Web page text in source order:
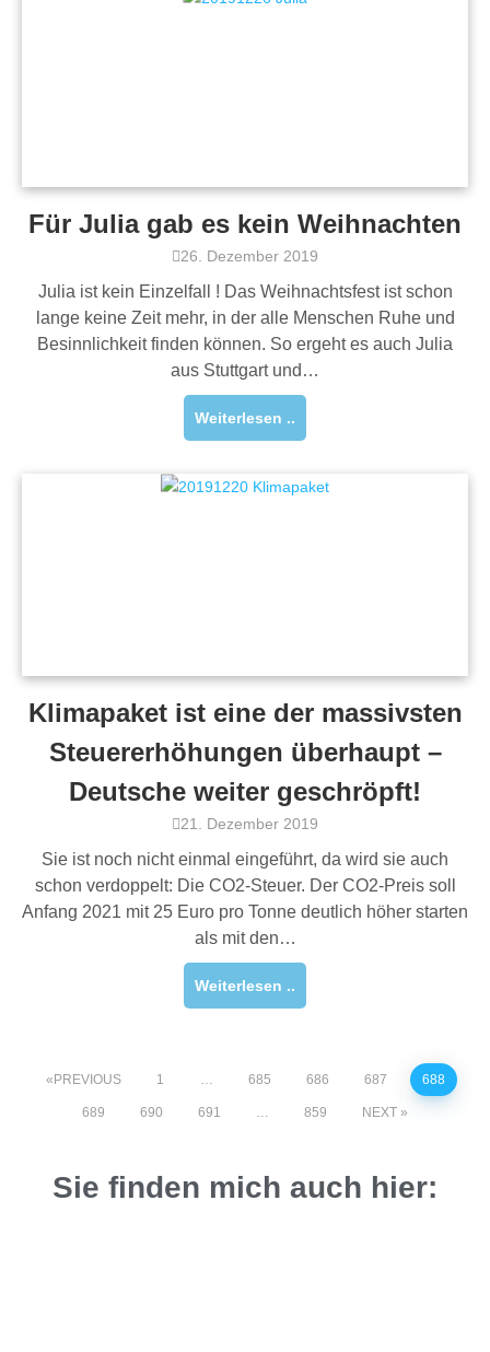
Für Julia gab es kein Weihnachten
26. Dezember 2019
Julia ist kein Einzelfall ! Das Weihnachtsfest ist schon
lange keine Zeit mehr, in der alle Menschen Ruhe und
Besinnlichkeit finden können. So ergeht es auch Julia
aus Stuttgart und…
Weiterlesen ..
Klimapaket ist eine der massivsten
Steuererhöhungen überhaupt –
Deutsche weiter geschröpft!
21. Dezember 2019
Sie ist noch nicht einmal eingeführt, da wird sie auch
schon verdoppelt: Die CO2-Steuer. Der CO2-Preis soll
Anfang 2021 mit 25 Euro pro Tonne deutlich höher starten
als mit den…
Weiterlesen ..
PREVIOUS 1 … 685 686 687 688
689 690 691 … 859 NEXT
Sie finden mich auch hier: